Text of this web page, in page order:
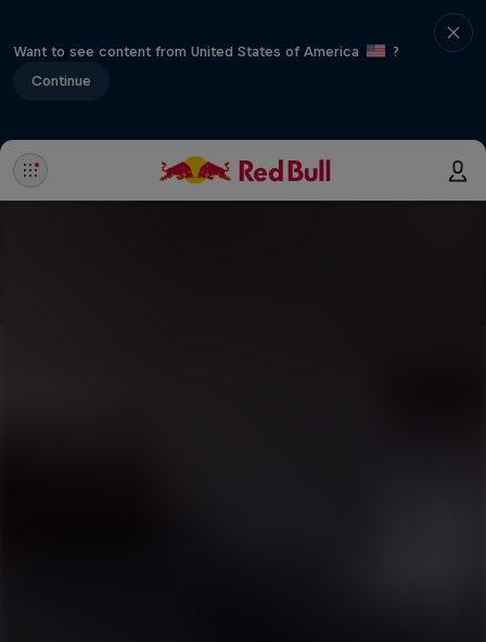
Want to see content from United States of America
?
Continue